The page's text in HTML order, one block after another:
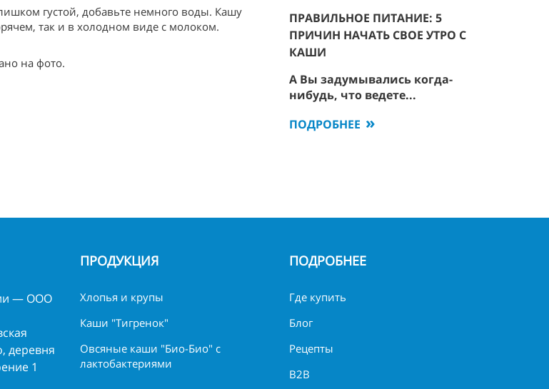
густой, добавьте немного воды. Кашу
так и в холодном виде с молоком.
на фото.
ПРАВИЛЬНОЕ ПИТАНИЕ: 5
ПРИЧИН НАЧАТЬ СВОЕ УТРО С
КАШИ
А Вы задумывались когда-
нибудь, что ведете...
ПОДРОБНЕЕ
— ООО
деревня
1
ПРОДУКЦИЯ
Хлопья и крупы
Каши "Тигренок"
Овсяные каши "Био-Био" с
лактобактериями
ПОДРОБНЕЕ
Где купить
Блог
Рецепты
B2B